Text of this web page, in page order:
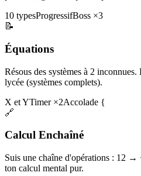
10 typesProgressifBoss ×3
📝
Équations
Résous des systèmes à 2
lycée (systèmes complets).
X et YTimer ×2Accolade {
🔗
Calcul Enchaîné
Suis une chaîne d'opérations :
ton calcul mental pur.